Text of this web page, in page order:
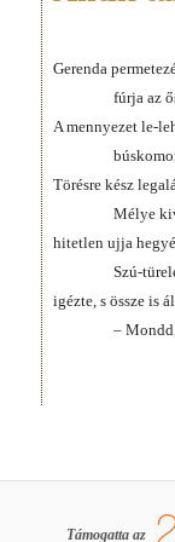
Gerenda
fúrja az
A mennyezet le-
Törésre kész
Mélye
hitetlen ujja
Szú-
igézte, s össze is
–
Támogatta az